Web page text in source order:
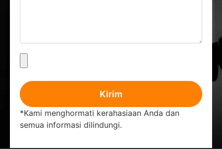
Kirim
*Kami menghormati kerahasiaan Anda dan
semua informasi dilindungi.